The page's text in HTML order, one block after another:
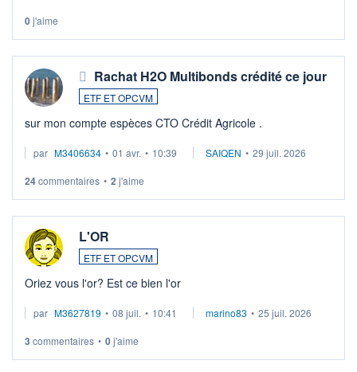
0j'aime
Rachat H2O Multibonds crédité ce jour
ETF ET OPCVM
sur mon compte espèces CTO Crédit Agricole .
par M3406634 • 01 avr. • 10:39 SAIQEN • 29 juil. 2026
24commentaires • 2 j'aime
L'OR
ETF ET OPCVM
Oriez vous l'or? Est ce bien l'or
par M3627819 • 08 juil. • 10:41 marino83 • 25 juil. 2026
3 commentaires • 0j'aime